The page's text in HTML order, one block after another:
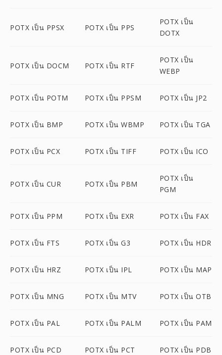
POTX เป็น PPSX POTX เป็น PPS
POTX เป็น
DOTX
POTX เป็น DOCM POTX เป็น RTF
POTX เป็น
WEBP
POTX เป็น POTM POTX เป็น PPSM POTX เป็น JP2
POTX เป็น BMP POTX เป็น WBMP POTX เป็น TGA
POTX เป็น PCX POTX เป็น TIFF POTX เป็น ICO
POTX เป็น CUR POTX เป็น PBM
POTX เป็น
PGM
POTX เป็น PPM POTX เป็น EXR POTX เป็น FAX
POTX เป็น FTS POTX เป็น G3 POTX เป็น HDR
POTX เป็น HRZ POTX เป็น IPL POTX เป็น MAP
POTX เป็น MNG POTX เป็น MTV POTX เป็น OTB
POTX เป็น PAL POTX เป็น PALM POTX เป็น PAM
POTX เป็น PCD POTX เป็น PCT POTX เป็น PDB